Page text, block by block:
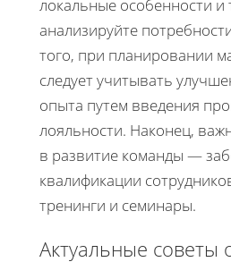
локальные особенности и
анализируйте
того, при планировании
следует учитывать
опыта путем введения
лояльности. Наконец,
в развитие команды —
квалификации
тренинги и семинары.
Актуальные советы